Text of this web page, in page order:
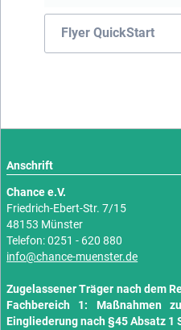
Flyer QuickStart
Anschrift
Chance e.V.
Friedrich-Ebert-Str. 7/15
48153 Münster
Telefon: 0251 - 620 880
info@chance-muenster.de
Zugelassener Träger nach dem
Fachbereich 1: Maßnahmen
Eingliederung nach §45 Absatz 1